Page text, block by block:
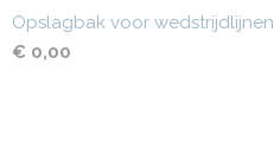
Opslagbak voor wedstrijdlijnen
€ 0,00